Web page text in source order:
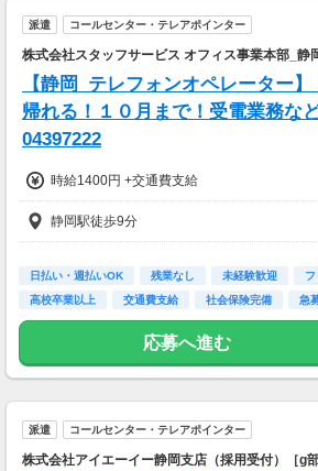
派遣 コールセンター・テレアポインター
株式会社スタッフサービス オフィス事業本部_静
【静岡_テレフォンオペレーター
帰れる！１０月まで！受電業務な
04397222
時給1400円 +交通費支給
静岡駅徒歩9分
日払い・週払いOK 残業なし 未経験歓迎
高校卒業以上
交通費支給 社会保険完備 急
応募へ進む
派遣 コールセンター・テレアポインター
株式会社アイエーイー静岡支店（採用受付）［g部